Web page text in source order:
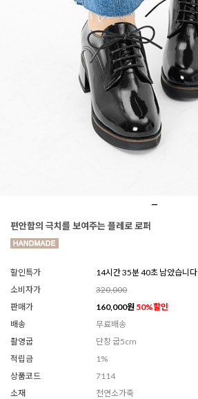
편안함의 극치를 보여주는 플레로 로퍼
할인특가
14시간 35분 38초 남았습니다
소비자가
320,000
판매가
160,000원 50%할인
배송
무료배송
촬영굽
단창 굽5cm
적립금
1%
상품코드
7114
소재
천연소가죽